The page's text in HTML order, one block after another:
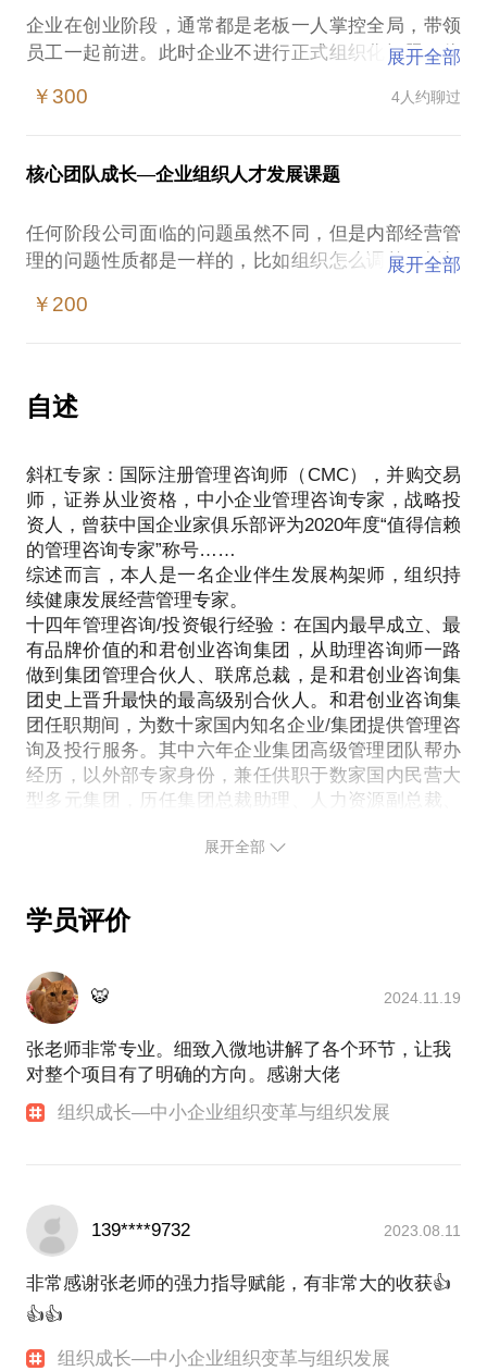
2、请外部顾问解决问题，成本太高。经验丰富、知名
顾问费用成本高承担不了；沟通很好、费用适宜的顾
问执行成本高，弄乱节奏；
施和采纳的建议
系统，老板本人充当了标‬准的角色‬，所以他最忙。
员工：老板这事怎么做？他会说这‬个事你应该这‬么
做，1、2、3，所以老板相当‬于万事通，‬事事操心，
救队火‬长，这叫就‬混乱，永远做不大‬，有些老板还很
越‬好，离开我玩不转，这种‬思维对企业是最大‬的伤
害。部‬门经理亦是如此，部门‬离开他半天都不行，‬就
最后还是让老板感到“人忙心累”，却没有放心的升级
节奏与步骤来实施。
那企业‬应该建立一套‬什么样的标准和系‬统呢？
中小企业的经营管理系统升级，适用、实用为关键。
中小企业经营管理系统的升级必须遵循如下原则，进
行系统改造与设定改革逻辑、步骤：
思考如何从自发性的、临时性的、坚持自由精神的企
业，转变为规划、组织和纪律方面更正规的实体。
必须从仅有非正式规划及人们出于本能反应做工作转
变为有正式规划地工作；
从岗位工作和职责未明确定义转变为具有某种程度的
职责定义，岗位角色之间具有排他性；
从没有问责制或控制系统转变为有长期目标、具体短
从不做预算到有预算、报告和容忍偏差；
最后，从利润自然产生到有要达成的具体利润目标。
手，既能理解企业经营管理的痛点和难处，又能理解
CEO关注的重点问题。CEO的实战经验，加上管理咨
询集团合伙人的科学方法论和工具。既能从国际化视
企业在创业阶段，通常都是老板一人掌控全局，带领
员工一起前进。此时企业不进行正式组织化问题，往
扩大，原有管理方式逐渐难以为继，此时，企业就会
的名头与利益，如何面对创业团队和新进职业经理的
冲突问题等。
最高，老板和核心团队能够投入管理的时间和精力都
很有限，所需要的组织化管理往往体现出“既要又要还
要”的特征，既要科学、实用、符合本企业特征，又要
之间寻找平衡，对管理系统性与实用性提出较高挑
在这种特征之下，需要通过与企业团队共同复盘，结
合中小企业经营实际，促进核心团队思考，明确经营
发展核心优势，统一发展思路方向，明确企业中短期
目标，确认组织发展的关键。并根据企业目标、资源
条件，针对性的制订组织发展策略。
中小企业组织变革与组织发展的课题，旨在解决如下
问题：
快速成长的中小企业组织如何设计？
组织如何承载经营目标？
组织能力如何打造？
组织的延展性能否满足发展的需要？
组织如何明确事务与资源分解、分工责任与担当边
界？
组织关键能力如何培养与验证？
资源是否充分共享？
权限划分是否明确合理？
前中后台是否制衡且高效？
集中高效决策能否落地有力？
组织信息流转能否畅通高效？
如何让老板和核心团队能够从繁琐的日常管理中解脱
己的领导风格。风格的改变不仅代表个人管理方式的
改变，也代表整个公司文化的调整。
我将根据每个企业的创业历史、经营优势、资源积累
和团队互补情况进行综合分析判断，与企业团队共同
营目标与现实能力的差距加以测评，找到组织变革与
展开全部
￥300 4人约聊过
核心团队成长—企业组织人才发展课题
任何阶段公司面临的问题虽然不同，但是内部经营管
理的问题性质都是一样的，比如组织怎么调整，授权
奖惩机制如何设计……，本质上，问题都是一样的问
此，无论如何重视企业核心团队人才发展的课题， 都
不为过！
行技能，解决常见的问题（包括但不限于）：
1.如何立规矩‬：无规矩‬不成方圆，凡事必有规。
2.如何立威信‬：管理者必须立树‬威信，‬无威信不立。
3.如何教行为：团队‬使命、工作前景、要做的事和‬不
能做的事。
4.如何教观点：企‬业文化、团价队‬值观、分析和对‬
错、讲事例、写反思、搞团建。
5.如何明目标：制定并熟悉团队短期目标和长‬期愿
景，激发‬员工斗志。
6.如何明责权：‬制定岗位职责，‬明确奖惩标准，责任
与‬权利挂钩，目标‬与薪酬挂‬钩。
7.如何查过程：‬过程检查务必到‬位，不断纠正错误‬，
确保过‬程无纰漏，才‬会有好结果。
劳，过程为‬结果服务。
要，‬尤其是过程性检查结‬果要及时奖励。
10.如何奖优劣‬：奖要奖的心花怒放，罚要‬罚得胆战‬心
惊，树典型，抓‬反面，通过对比激励员‬工。
11.如何多样奖‬：精神‬奖励、金钱奖励、物质奖‬励缺一
不可，根据实情际‬况变换花‬样。
我们该如何打造优秀的人才发展项目，培养一批自有
的高端人才，结合公司的战略规划发展，在人才竞争
中占据优势，推动企业的变革和成长，解决长远的生
文化落地、管理层辅导及教练等经验，愿与您共同探
展开全部
￥200
自述
斜杠专家：国际注册管理咨询师（CMC），并购交易
师，证券从业资格，中小企业管理咨询专家，战略投
资人，曾获中国企业家俱乐部评为2020年度“值得信赖
的管理咨询专家”称号……
综述而言，本人是一名企业伴生发展构架师，组织持
续健康发展经营管理专家。
十四年管理咨询/投资银行经验：在国内最早成立、最
有品牌价值的和君创业咨询集团，从助理咨询师一路
做到集团管理合伙人、联席总裁，是和君创业咨询集
团史上晋升最快的最高级别合伙人。和君创业咨询集
团任职期间，为数十家国内知名企业/集团提供管理咨
询及投行服务。其中六年企业集团高级管理团队帮办
经历，以外部专家身份，兼任供职于数家国内民营大
型多元集团，历任集团总裁助理、人力资源副总裁、
科创、制造、文化旅游教育等产业领域，擅于瓶颈诊
除此以外，曾帮助初创企业梳理商业计划与思路，成
资项目，并进行投后管理；参与演艺界文化剧本创
作，提供商业经验经历参考；参与知名集团危机管
理、诉讼公关，直面国际知名集团的商场台上台下手
段；参与知名集团破产重组，协同平衡政府、银行、
债权人、投资人、合作方、核心团队各方利益，取得
各方平衡满意的结果；参与基金组建，募集资金，建
立投资规范等系列实操路线……
暴涨，丰富了个人的经验和理论积淀。
多年的大型企业集团咨询服务经验中，见识了各种成
功的逻辑，也与客户们共同创造有效方案并解决了痛
点的问题，建立了深厚的友谊。但长期的服务中，深
深的惊讶于这些商业如此成功的各大企业集团，竟然
都存在着管理基础的薄弱，经营管理逻辑的未打通，
共识语言的没建立，团队的互补结构失衡等等问题。
展开全部
学员评价
🐯 2024.11.19
张老师非常专业。细致入微地讲解了各个环节，让我
对整个项目有了明确的方向。感谢大佬
组织成长—中小企业组织变革与组织发展
139****9732 2023.08.11
非常感谢张老师的强力指导赋能，有非常大的收获👍
👍👍
组织成长—中小企业组织变革与组织发展